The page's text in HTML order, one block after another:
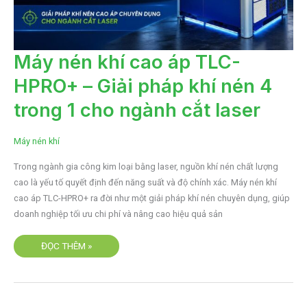
Máy nén khí cao áp TLC-
HPRO+ – Giải pháp khí nén 4
trong 1 cho ngành cắt laser
Máy nén khí
Trong ngành gia công kim loại bằng laser, nguồn khí nén chất lượng
cao là yếu tố quyết định đến năng suất và độ chính xác. Máy nén khí
cao áp TLC-HPRO+ ra đời như một giải pháp khí nén chuyên dụng, giúp
doanh nghiệp tối ưu chi phí và nâng cao hiệu quả sản
MÁY
NÉN
KHÍ
CAO
ÁP
HPRO+
–
KHÍ
TRONG
1
CHO
NGÀNH
LASER
ĐỌC THÊM »